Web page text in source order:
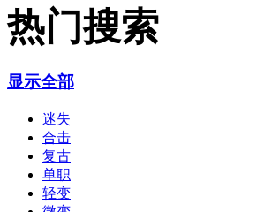
热门搜索
显示全部
迷失
合击
复古
单职
轻变